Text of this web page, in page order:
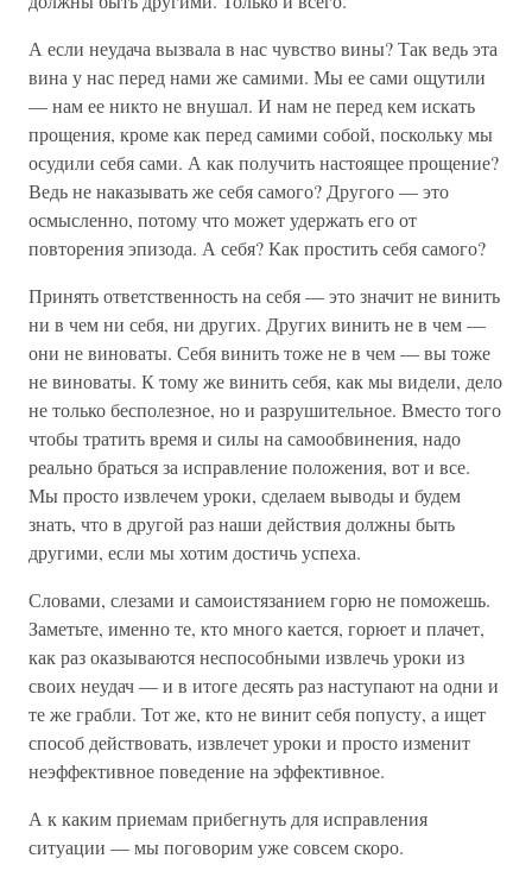
А если неудача вызвала в нас чувство вины? Так ведь эта
вина у нас перед нами же самими. Мы ее сами ощутили
— нам ее никто не внушал. И нам не перед кем искать
прощения, кроме как перед самими собой, поскольку мы
осудили себя сами. А как получить настоящее прощение?
Ведь не наказывать же себя самого? Другого — это
осмысленно, потому что может удержать его от
повторения эпизода. А себя? Как простить себя самого?
Принять ответственность на себя — это значит не винить
ни в чем ни себя, ни других. Других винить не в чем —
они не виноваты. Себя винить тоже не в чем — вы тоже
не виноваты. К тому же винить себя, как мы видели, дело
не только бесполезное, но и разрушительное. Вместо того
чтобы тратить время и силы на самообвинения, надо
реально браться за исправление положения, вот и все.
Мы просто извлечем уроки, сделаем выводы и будем
знать, что в другой раз наши действия должны быть
другими, если мы хотим достичь успеха.
Словами, слезами и самоистязанием горю не поможешь.
Заметьте, именно те, кто много кается, горюет и плачет,
как раз оказываются неспособными извлечь уроки из
своих неудач — и в итоге десять раз наступают на одни и
те же грабли. Тот же, кто не винит себя попусту, а ищет
способ действовать, извлечет уроки и просто изменит
неэффективное поведение на эффективное.
А к каким приемам прибегнуть для исправления
ситуации — мы поговорим уже совсем скоро.